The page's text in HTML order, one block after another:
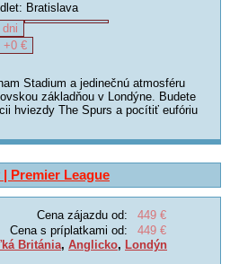
Bratislava
dni
+0 €
Stadium a jedinečnú atmosféru
základňou v Londýne. Budete
hviezdy The Spurs a pocítiť eufóriu
Premier League
Cena zájazdu od:
449 €
Cena s príplatkami od:
449 €
Británia, Anglicko, Londýn